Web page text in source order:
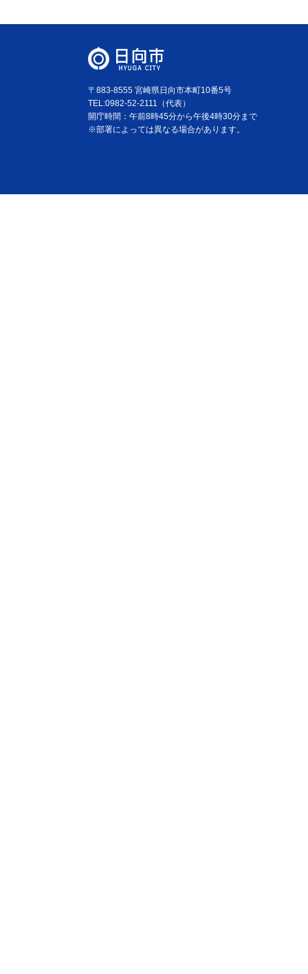
〒883-8555 宮崎県日向市本町10番5号
TEL:0982-52-2111（代表）
開庁時間：午前8時45分から午後4時30分まで
※部署によっては異なる場合があります。